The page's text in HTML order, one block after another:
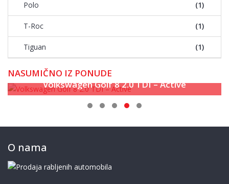
Polo (1)
T-Roc (1)
Tiguan (1)
NASUMIČNO IZ PONUDE
Volkswagen Golf 8 2.0 TDI – Active
O nama